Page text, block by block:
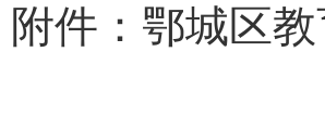
附件：鄂城区